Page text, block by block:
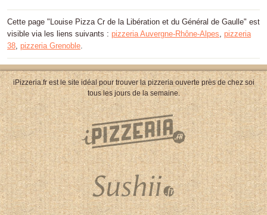
Cette page "Louise Pizza Cr de la Libération et du Général de Gaulle" est
visible via les liens suivants : pizzeria Auvergne-Rhône-Alpes pizzeria
38 pizzeria Grenoble
iPizzeria.fr est le site idéal pour trouver la pizzeria ouverte près de chez soi
tous les jours de la semaine.